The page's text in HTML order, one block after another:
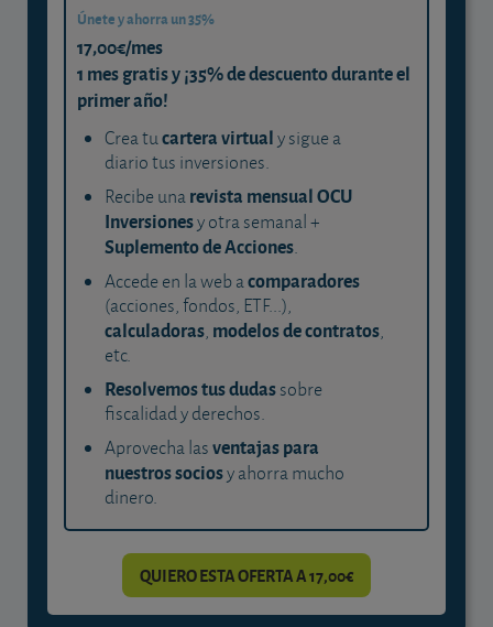
Únete y ahorra un 35%
17,00€/mes
1 mes gratis y ¡35% de descuento durante el
primer año!
Crea tucartera virtualy sigue a
diario tus inversiones.
Recibe unarevista mensual OCU
Inversionesy otra semanal +
Suplemento de Acciones.
Accede en la web acomparadores
(acciones, fondos, ETF...),
calculadoras, modelos de contratos,
etc.
Resolvemos tus dudassobre
fiscalidad y derechos.
Aprovecha lasventajas para
nuestros sociosy ahorra mucho
dinero.
QUIERO ESTA OFERTA A 17,00€